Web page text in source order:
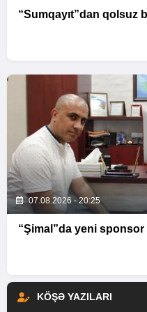
“Sumqayıt”dan qolsuz
07.08.2026 - 20:25
“Şimal”da yeni sponsor
KÖŞƏ YAZILARI